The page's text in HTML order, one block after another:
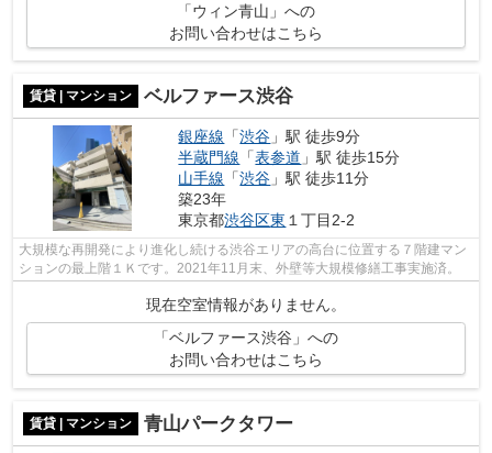
「ウィン青山」への
お問い合わせはこちら
賃貸 | マンション ベルファース渋谷
銀座線 「渋谷 」駅 徒歩9分
半蔵門線 「表参道 」駅 徒歩15分
山手線 「渋谷 」駅 徒歩11分
築23年
東京都渋谷区東 １丁目2-2
大規模な再開発により進化し続ける渋谷エリアの高台に位置する７階建マン
ションの最上階１Ｋです。2021年11月末、外壁等大規模修繕工事実施済。
現在空室情報がありません。
「ベルファース渋谷」への
お問い合わせはこちら
賃貸 | マンション 青山パークタワー